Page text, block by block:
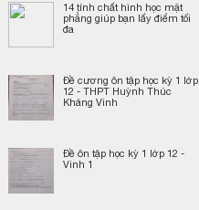
14 tính chất hình học mặt
phẳng giúp bạn lấy điểm tối
đa
Đề cương ôn tập học kỳ 1 lớp
12 - THPT Huỳnh Thúc
Kháng Vinh
Đề ôn tập học kỳ 1 lớp 12 -
Vinh 1